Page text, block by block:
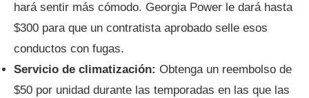
hará sentir más cómodo. Georgia Power le dará hasta
$300 para que un contratista aprobado selle esos
conductos con fugas.
Servicio de climatización: Obtenga un reembolso de
$50 por unidad durante las temporadas en las que las